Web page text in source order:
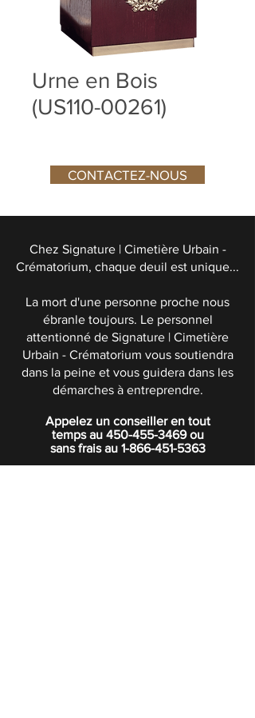
Urne en Bois
(US110-00261)
CONTACTEZ-NOUS
Chez Signature | Cimetière Urbain -
Crématorium, chaque deuil est unique...
La mort d'une personne proche nous
ébranle toujours. Le personnel
attentionné de Signature | Cimetière
Urbain - Crématorium vous soutiendra
dans la peine et vous guidera dans les
démarches à entreprendre.
Appelez un conseiller en tout
temps au 450-455-3469ou
sans frais au 1-866-451-5363